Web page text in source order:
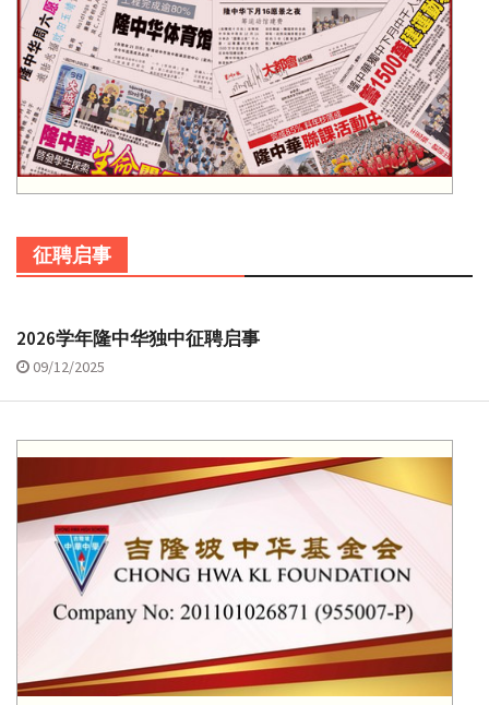
征聘启事
2026学年隆中华独中征聘启事
09/12/2025